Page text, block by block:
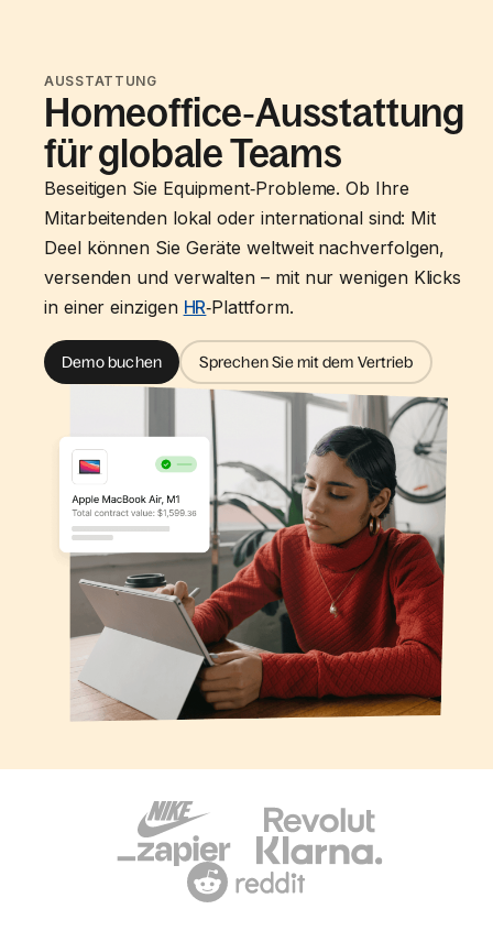
AUSSTATTUNG
Homeoffice‑Ausstattung
für globale Teams
Beseitigen Sie Equipment‑Probleme. Ob Ihre
Mitarbeitenden lokal oder international sind: Mit
Deel können Sie Geräte weltweit nachverfolgen,
versenden und verwalten – mit nur wenigen Klicks
in einer einzigen HR‑Plattform.
Demo buchen Sprechen Sie mit dem Vertrieb